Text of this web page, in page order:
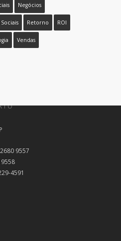
Negócios
Retorno ROI
Vendas
9557
4591